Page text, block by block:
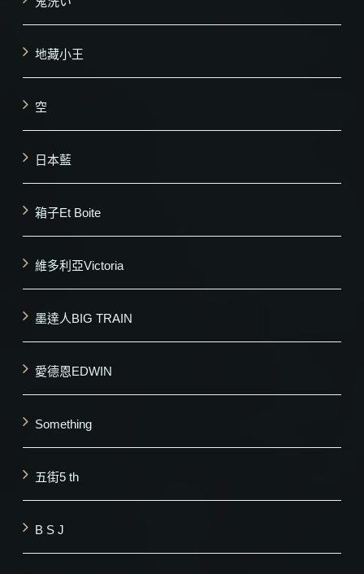
地藏小王
空
日本藍
箱子Et Boite
維多利亞Victoria
墨達人BIG TRAIN
愛德恩EDWIN
Something
五街5 th
B S J